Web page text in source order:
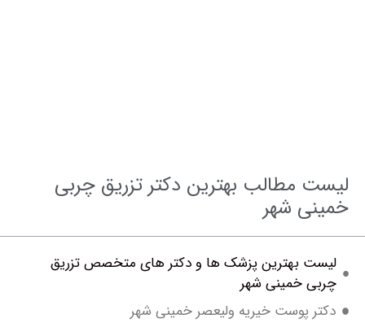
مطالب بهترین دکتر تزریق چربی
شهر
بهترین پزشک ها و دکتر های متخصص تزریق
خمینی شهر
پوست خیریه ولیعصر خمینی شهر